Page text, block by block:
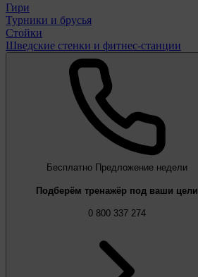
Гири
Турники и брусья
Стойки
Шведские стенки и фитнес-станции
Бесплатно Предложение недели
Подберём тренажёр под ваши цели
0 800 337 274